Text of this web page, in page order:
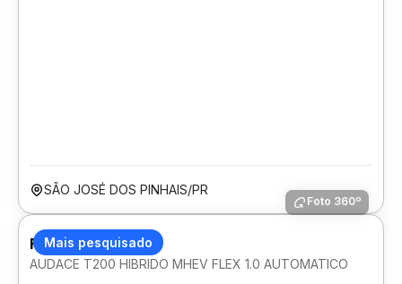
SÃO JOSÉ DOS PINHAIS/PR
Mais pesquisado
Foto 360º
FIAT FASTBACK
AUDACE T200 HIBRIDO MHEV FLEX 1.0 AUTOMATICO